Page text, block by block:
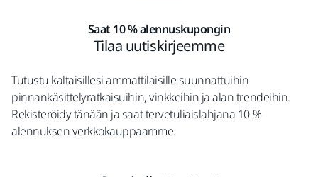
Saat 10 % alennuskupongin
Tilaa uutiskirjeemme
Tutustu kaltaisillesi ammattilaisille suunnattuihin
pinnankäsittelyratkaisuihin, vinkkeihin ja alan trendeihin.
Rekisteröidy tänään ja saat tervetuliaislahjana 10 %
alennuksen verkkokauppaamme.